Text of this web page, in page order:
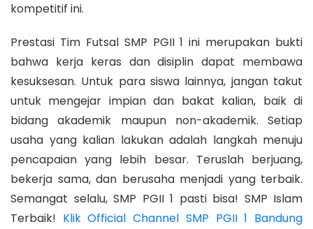
kompetitif ini.
Prestasi Tim Futsal SMP PGII 1 ini merupakan bukti
bahwa kerja keras dan disiplin dapat membawa
kesuksesan. Untuk para siswa lainnya, jangan takut
untuk mengejar impian dan bakat kalian, baik di
bidang akademik maupun non-akademik. Setiap
usaha yang kalian lakukan adalah langkah menuju
pencapaian yang lebih besar. Teruslah berjuang,
bekerja sama, dan berusaha menjadi yang terbaik.
Semangat selalu, SMP PGII 1 pasti bisa! SMP Islam
Terbaik! Klik Official Channel SMP PGII 1 Bandung